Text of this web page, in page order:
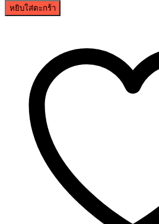
หยิบใส่ตะกร้า